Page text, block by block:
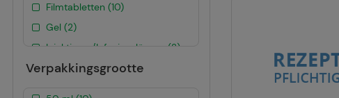
Filmtabletten (10)
Gel (2)
Injektions-/Infusionslösung (2)
Injektionslösung (22)
Verpakkingsgrootte